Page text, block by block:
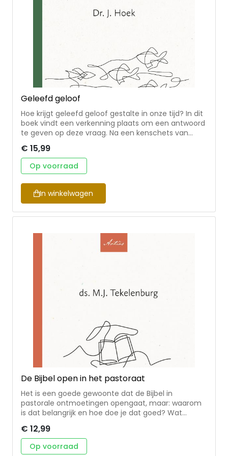
Geleefd geloof
Hoe krijgt geleefd geloof gestalte in onze tijd? In dit
boek vindt een verkenning plaats om een antwoord
te geven op deze vraag. Na een kenschets van
de rijke bron en de hoogste norm voor het
geloofsleven. Daarna leggen we ons oor te luister bij
de gereformeerde traditie. Vervolgens worden lijnen
getrokken naar de actuele invulling van
geloofsbeleving in de eenentwintigste eeuw. Het
gaat hierbij om actuele vroomheid waarbij mensen
ootmoedig wandelen met God en tegelijkertijd met
beide benen in hun eigen tijd staan en open ogen
biedt een handreiking bij een voortgaande
zoektocht. Het heeft niet alleen betekenis voor
gemeenschappelijke bespreking in de gemeente.
gespreksvragen gevoegd.
€ 15,99
Op voorraad
In winkelwagen
De Bijbel open in het pastoraat
Het is een goede gewoonte dat de Bijbel in
pastorale ontmoetingen opengaat, maar: waarom
is dat belangrijk en hoe doe je dat goed? Wat
pastoraat beschrijft ds. M.J. Tekelenburg praktisch
hoe het op verschillende manieren kan en belicht
hij de achtergrond van die manieren. Het boek is
€ 12,99
Op voorraad